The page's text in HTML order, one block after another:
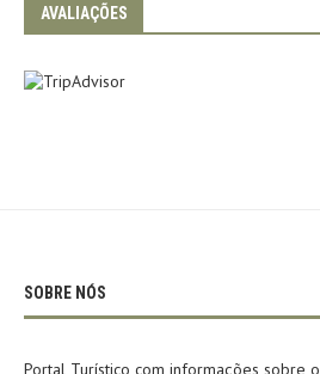
AVALIAÇÕES
SOBRE NÓS
Portal Turístico com informações sobre